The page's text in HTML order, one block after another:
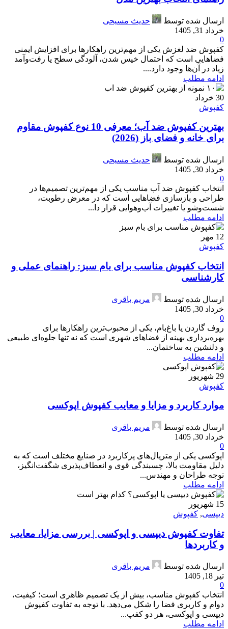
ارسال شده توسط
حدیث مسیحی
خرداد 31, 1405
0
کفپوش ضد لغزش یکی از مهم‌ترین راهکارها برای افزایش ایمنی
فضاهایی است که احتمال خیس شدن، آلودگی سطح یا رفت‌وآمد
زیاد در آن‌ها وجود دارد....
ادامه مطلب
30 خرداد
کفپوش
بهترین کفپوش ضد آب؛ معرفی 10 نوع کفپوش مقاوم
برای خانه و فضای باز (2026)
ارسال شده توسط
حدیث مسیحی
خرداد 30, 1405
0
انتخاب کفپوش ضد آب مناسب یکی از مهم‌ترین تصمیم‌ها در
طراحی و بازسازی فضاهایی است که در معرض رطوبت،
شست‌وشو یا تغییرات آب‌وهوایی قرار دا...
ادامه مطلب
12 مهر
کفپوش
انتخاب کفپوش مناسب برای بام سبز: راهنمای عملی و
کارشناسی
ارسال شده توسط
مریم باقری
خرداد 30, 1405
0
روف گاردن یا باغ‌بام، یکی از محبوب‌ترین راهکارها برای
بهره‌برداری بهینه از فضاهای شهری است که نه تنها جلوه‌ای طبیعی
و دلنشین به ساختمان...
ادامه مطلب
29 شهریور
کفپوش
موارد کاربرد و مزایا و معایب کفپوش اپوکسی
ارسال شده توسط
مریم باقری
خرداد 30, 1405
0
اپوکسی یکی از متریال‌های پرکاربرد در صنایع مختلف است که به
دلیل مقاومت بالا، چسبندگی قوی و انعطاف‌پذیری شگفت‌انگیز،
توجه طراحان و مهندس...
ادامه مطلب
15 شهریور
دیپسی, کفپوش
تفاوت کفپوش دیپسی و اپوکسی | بررسی مزایا، معایب
و کاربردها
ارسال شده توسط
مریم باقری
تیر 18, 1405
0
انتخاب کفپوش مناسب، بیش از یک تصمیم ظاهری است؛ کیفیت،
دوام و کاربری فضا را شکل می‌دهد. با توجه به تفاوت کفپوش
دیپسی و اپوکسی، هر دو کفپ...
ادامه مطلب